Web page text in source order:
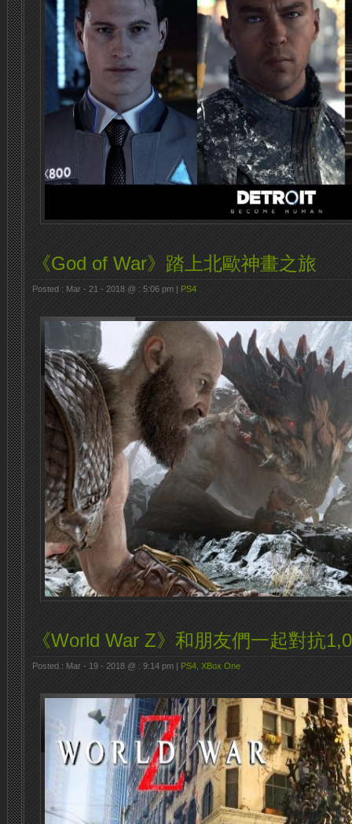
《God of War》踏上北歐神畫之旅
Posted : Mar - 21 - 2018 @ : 5:06 pm | PS4
《World War Z》和朋友們一起對抗
Posted : Mar - 19 - 2018 @ : 9:14 pm | PS4 XBox One